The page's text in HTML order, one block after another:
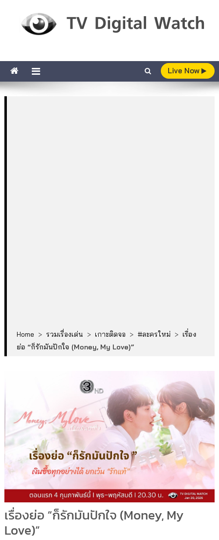
Live Now
Home > รวมเรื่องเด่น > เกาะติดจอ > #ละครใหม่ > เรื่อง
ย่อ “ก็รักมันปักใจ (Money, My Love)”
เรื่องย่อ “ก็รักมันปักใจ (Money, My
Love)”